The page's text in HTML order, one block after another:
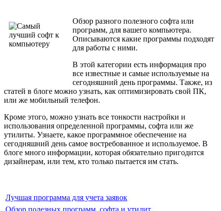
Обзор разного полезного софта или
программ, для вашего компьютера.
Описываются какие программы подходят
для работы с ними.
В этой категории есть информация про
все известные и самые используемые на
сегодняшний день программы. Также, из
статей в блоге можно узнать, как оптимизировать свой ПК,
или же мобильный телефон.
Кроме этого, можно узнать все тонкости настройки и
использования определенной программы, софта или же
утилиты. Узнаете, какое программное обеспечение на
сегодняшний день самое востребованное и используемое. В
блоге много информации, которая обязательно пригодится
дизайнерам, или тем, кто только пытается им стать.
Лучшая программа для учета заявок
Обзор полезных программ, софта и утилит